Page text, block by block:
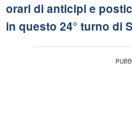
orari di anticipi e
in questo 24° turno di